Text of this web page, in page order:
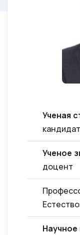
Ученая
Ученое
доцент
Научное